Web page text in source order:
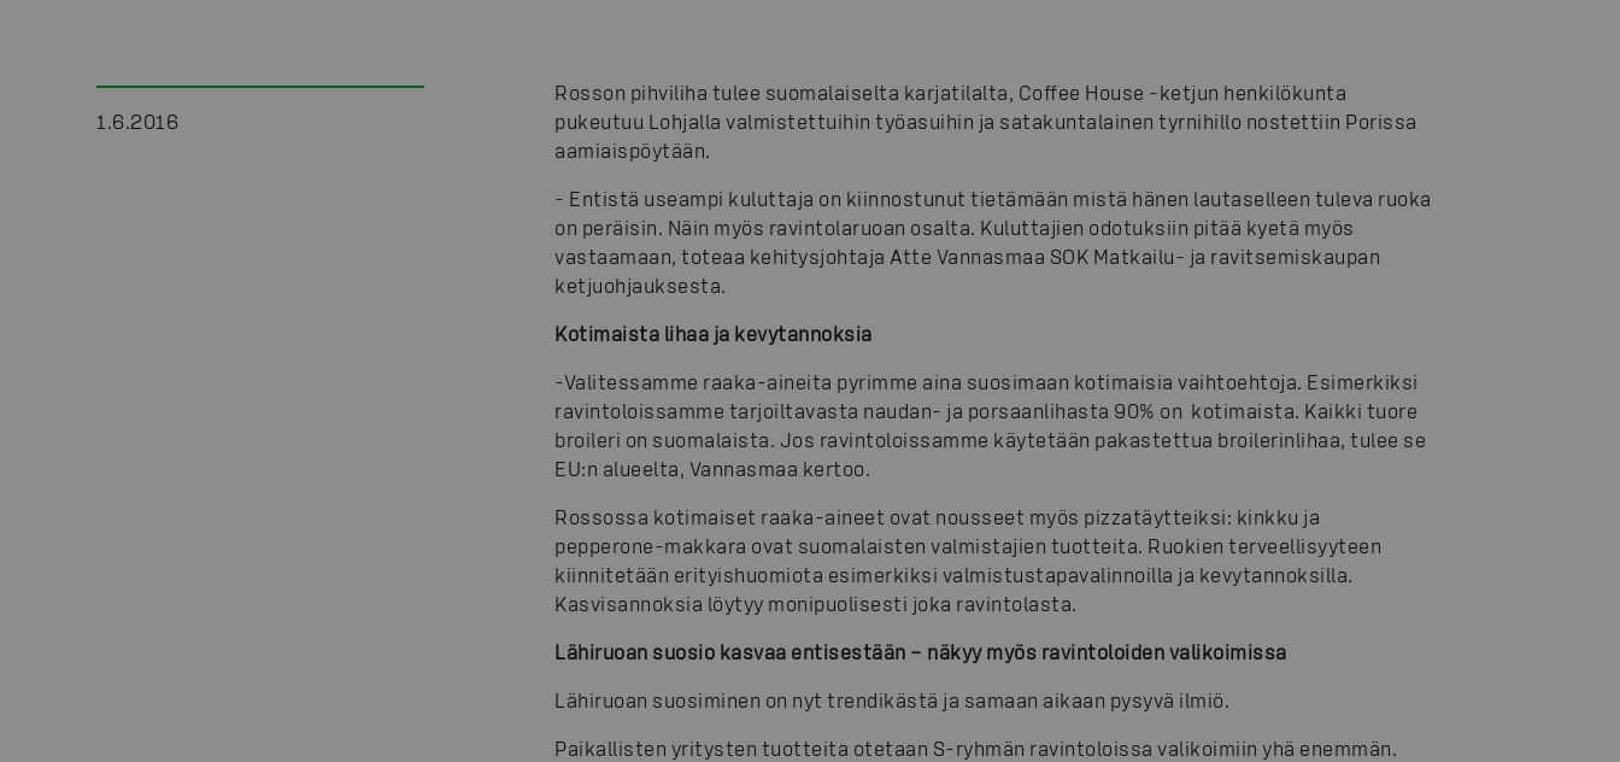
1.6.2016
Rosson pihviliha tulee suomalaiselta karjatilalta, Coffee House -ketjun henkilökunta
pukeutuu Lohjalla valmistettuihin työasuihin ja satakuntalainen tyrnihillo nostettiin Porissa
aamiaispöytään.
- Entistä useampi kuluttaja on kiinnostunut tietämään mistä hänen lautaselleen tuleva ruoka
on peräisin. Näin myös ravintolaruoan osalta. Kuluttajien odotuksiin pitää kyetä myös
vastaamaan, toteaa kehitysjohtaja Atte Vannasmaa SOK Matkailu- ja ravitsemiskaupan
ketjuohjauksesta.
Kotimaista lihaa ja kevytannoksia
-Valitessamme raaka-aineita pyrimme aina suosimaan kotimaisia vaihtoehtoja. Esimerkiksi
ravintoloissamme tarjoiltavasta naudan- ja porsaanlihasta 90% on kotimaista. Kaikki tuore
broileri on suomalaista. Jos ravintoloissamme käytetään pakastettua broilerinlihaa, tulee se
EU:n alueelta, Vannasmaa kertoo.
Rossossa kotimaiset raaka-aineet ovat nousseet myös pizzatäytteiksi: kinkku ja
pepperone-makkara ovat suomalaisten valmistajien tuotteita. Ruokien terveellisyyteen
kiinnitetään erityishuomiota esimerkiksi valmistustapavalinnoilla ja kevytannoksilla.
Kasvisannoksia löytyy monipuolisesti joka ravintolasta.
Lähiruoan suosio kasvaa entisestään – näkyy myös ravintoloiden valikoimissa
Lähiruoan suosiminen on nyt trendikästä ja samaan aikaan pysyvä ilmiö.
Paikallisten yritysten tuotteita otetaan S-ryhmän ravintoloissa valikoimiin yhä enemmän.